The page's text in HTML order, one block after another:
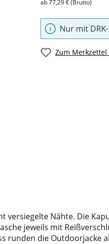
ab 77,29 € (Brutto)
Nur mit
Zum
Nähte. Die
jeweils mit
die Outdoorjacke